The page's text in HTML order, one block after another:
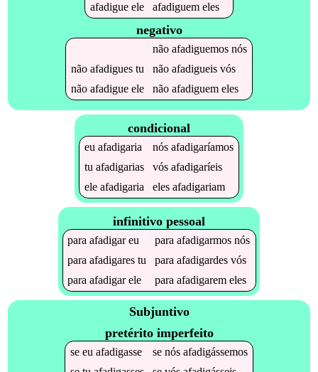
afadigueele afadiguemeles
negativo
não afadiguemosnós
não afadiguestu não afadigueisvós
não afadigueele não afadiguemeles
condicional
eu afadigaria nós afadigaríamos
tu afadigarias vós afadigaríeis
ele afadigaria eles afadigariam
infinitivo pessoal
paraafadigareu paraafadigarmos nós
paraafadigares tu paraafadigardes vós
paraafadigarele paraafadigarem eles
Subjuntivo
pretérito imperfeito
se eu afadigasse se nós afadigássemos